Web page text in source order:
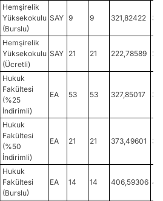
Hemşirelik
Yüksekokulu
(Burslu)
SAY 9 9 321,82422
Hemşirelik
Yüksekokulu
(Ücretli)
SAY 21 21 222,78589
Hukuk
Fakültesi
(%25
İndirimli)
EA 53 53 327,85017
Hukuk
Fakültesi
(%50
İndirimli)
EA 21 21 373,49601
Hukuk
Fakültesi
(Burslu)
EA 14 14 406,59306